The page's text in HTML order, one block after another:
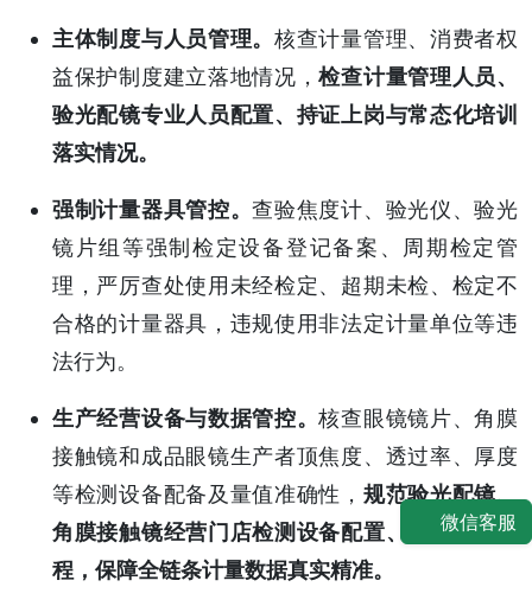
主体制度与人员管理。 核查计量管理、消费者权
益保护制度建立落地情况，检查计量管理人员、
验光配镜专业人员配置、持证上岗与常态化培训
落实情况。
强制计量器具管控。查验焦度计、验光仪、验光
镜片组等强制检定设备登记备案、周期检定管
理，严厉查处使用未经检定、超期未检、检定不
合格的计量器具，违规使用非法定计量单位等违
法行为。
生产经营设备与数据管控。核查眼镜镜片、角膜
接触镜和成品眼镜生产者顶焦度、透过率、厚度
等检测设备配备及量值准确性， 规范验光配镜、
角膜接触镜经营门店检测设备配置、进货验收流
程，保障全链条计量数据真实精准。
微信客服